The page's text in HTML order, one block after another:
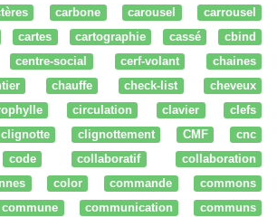
carbone carousel
carrousel
cartes cartographie cassé
cbind
centre-social cerf-volant
chaines
chauffe check-list
cheveux
circulation clavier
clefs
clignotte clignottement CMF
cnc
code collaboratif
collaboration
color commande
commons
commune communication
communs